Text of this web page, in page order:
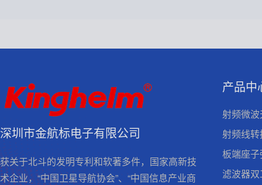
深圳市金航标电子有限公司
获关于北斗的发明专利和软著多件，国家高新技
术企业，“中国卫星导航协会”、“中国信息产业商
产品中
射频微
射频线
板端座
滤波器